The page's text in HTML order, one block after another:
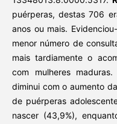
puérperas, destas 706
anos ou mais.
menor número de
mais tardiamente o
com mulheres
diminui com o aumento
de puérperas
nascer (43,9%),